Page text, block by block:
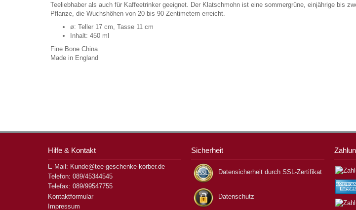
Teeliebhaber als auch für Kaffeetrinker geeignet. Der Klatschmohn ist eine sommergrüne, einjährige bis
Pflanze, die Wuchshöhen von 20 bis 90 Zentimetern erreicht.
ø: Teller 17 cm, Tasse 11 cm
Inhalt: 450 ml
Fine Bone China
Made in England
Hilfe & Kontakt
E-Mail: Kunde@tee-geschenke-korber.de
Telefon: 089/45344545
Telefax: 089/99547755
Kontaktformular
Impressum
Sicherheit
Datensicherheit durch SSL-Zertifikat
Datenschutz